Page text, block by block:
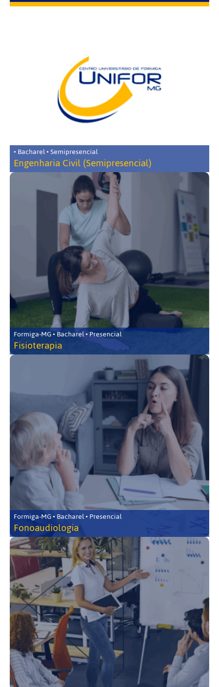
• Bacharel • Semipresencial
Engenharia Civil (Semipresencial)
Formiga-MG • Bacharel • Presencial
Fisioterapia
Formiga-MG • Bacharel • Presencial
Fonoaudiologia